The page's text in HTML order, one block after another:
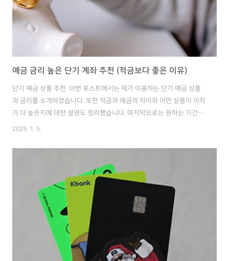
예금 금리 높은 단기 계좌 추천 (적금보다 좋은 이유)
단기 예금 상품 추천 이번 포스트에서는 제가 이용하는 단기 예금 상품
과 금리를 소개하겠습니다. 또한 적금과 예금의 차이와 어떤 상품이 이자
가 더 높은지에 대한 설명도 정리했습니다. 마지막으로는 원하는 기간과
금액으로 예금을 가입할 수 있는 방법도 공유드리겠습니다. 목차예금이
방법 01 예금이 적금보다 유리할 때 예금과 적금의 차이가 헷갈리는 분
들을 위해 간단하게 설명드리면, 예금은 한 번에 돈은 전부 맡기는 방식
이고, 적금은 매달 또는 매일 돈을 맡겨서 이자를 받는 방식입니다. 때문
에 똑같이 100을 저축했을 때 예금은 첫날부터 말일까지 같은 이율을 받
지만, 적금은 나눠서 입금하기 때문에 최초에 입금한 금액은 이율을 전부
2025. 1. 5.